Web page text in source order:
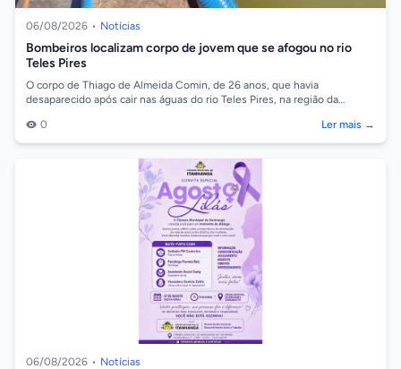
06/08/2026 • Notícias
Bombeiros localizam corpo de jovem que se afogou no rio
Teles Pires
O corpo de Thiago de Almeida Comin, de 26 anos, que havia
desaparecido após cair nas águas do rio Teles Pires, na região da
0
Ler mais →
06/08/2026 • Notícias